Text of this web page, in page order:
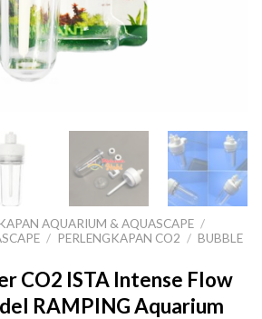
AQUARIUM & AQUASCAPE /
/ PERLENGKAPAN CO2 / BUBBLE
CO2 ISTA Intense Flow
RAMPING Aquarium